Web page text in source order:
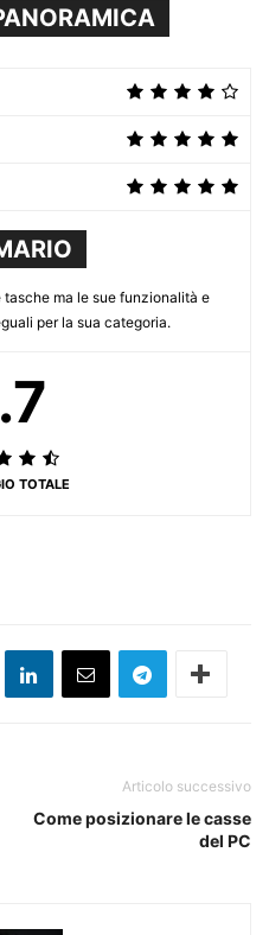
ma le sue funzionalità e
per la sua categoria.
TOTALE
Articolo successivo
Come posizionare le casse
del PC